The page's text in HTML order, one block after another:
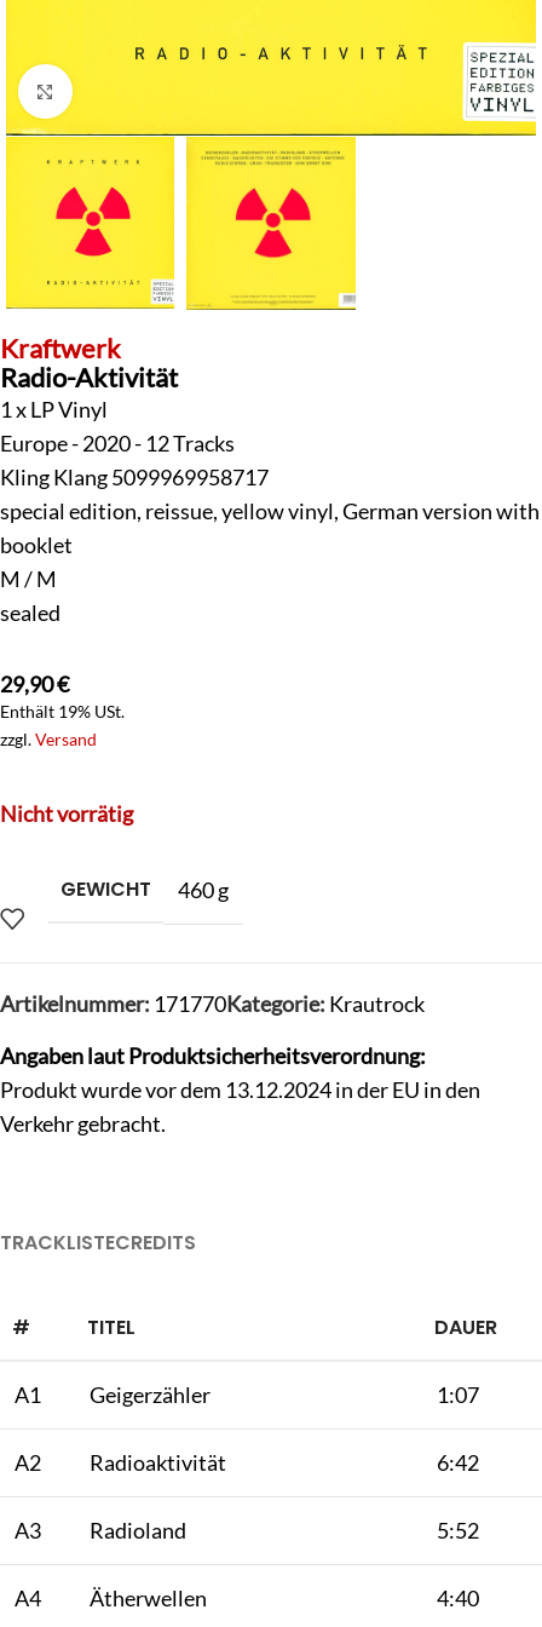
Klick zum Vergrößern
Kraftwerk
Radio-Aktivität
1 x LP Vinyl
Europe - 2020 - 12 Tracks
Kling Klang 5099969958717
special edition, reissue, yellow vinyl, German version with
booklet
M / M
sealed
29,90€
Enthält 19% USt.
zzgl.Versand
Nicht vorrätig
GEWICHT 460 g
Artikelnummer: 171770Kategorie: Krautrock
Angaben laut Produktsicherheitsverordnung:
Produkt wurde vor dem 13.12.2024 in der EU in den
Verkehr gebracht.
TRACKLISTECREDITS
# TITEL DAUER
A1 Geigerzähler 1:07
A2 Radioaktivität 6:42
A3 Radioland 5:52
A4 Ätherwellen 4:40